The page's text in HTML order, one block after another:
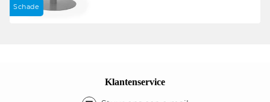
Schade
Klantenservice